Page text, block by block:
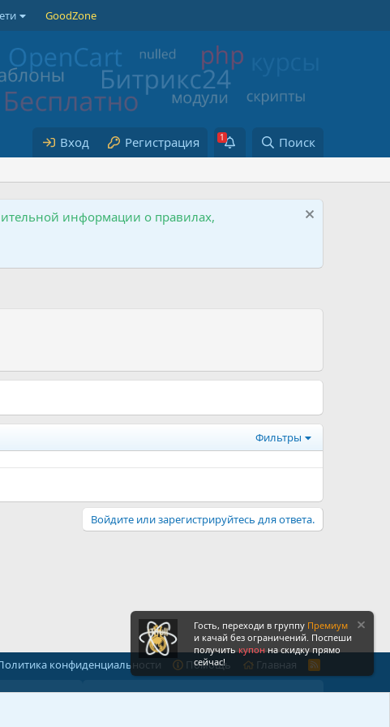
GoodZone
Вход Регистрация Поиск
информации о правилах,
Фильтры
Войдите или зарегистрируйтесь для ответа.
конфиденциальности Помощь Главная
R
S
Гость, переходи в группу Премиум
и качай без ограничений. Поспеши
получитькупонна скидку прямо
сейчас!